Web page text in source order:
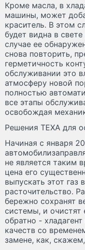
Кроме масла, в
машины, может
краситель. В этом
будет видна в
случае ее
снова повторить,
герметичность
обслуживании это
атмосферу новой
полностью
все этапы
освобождая
Решения TEXA для
Начиная с января
не является таким
цена его
выпускать этот
расточительство.
бережно сохранят
системы, и очистят
обратно -
качеств со
замене, как,